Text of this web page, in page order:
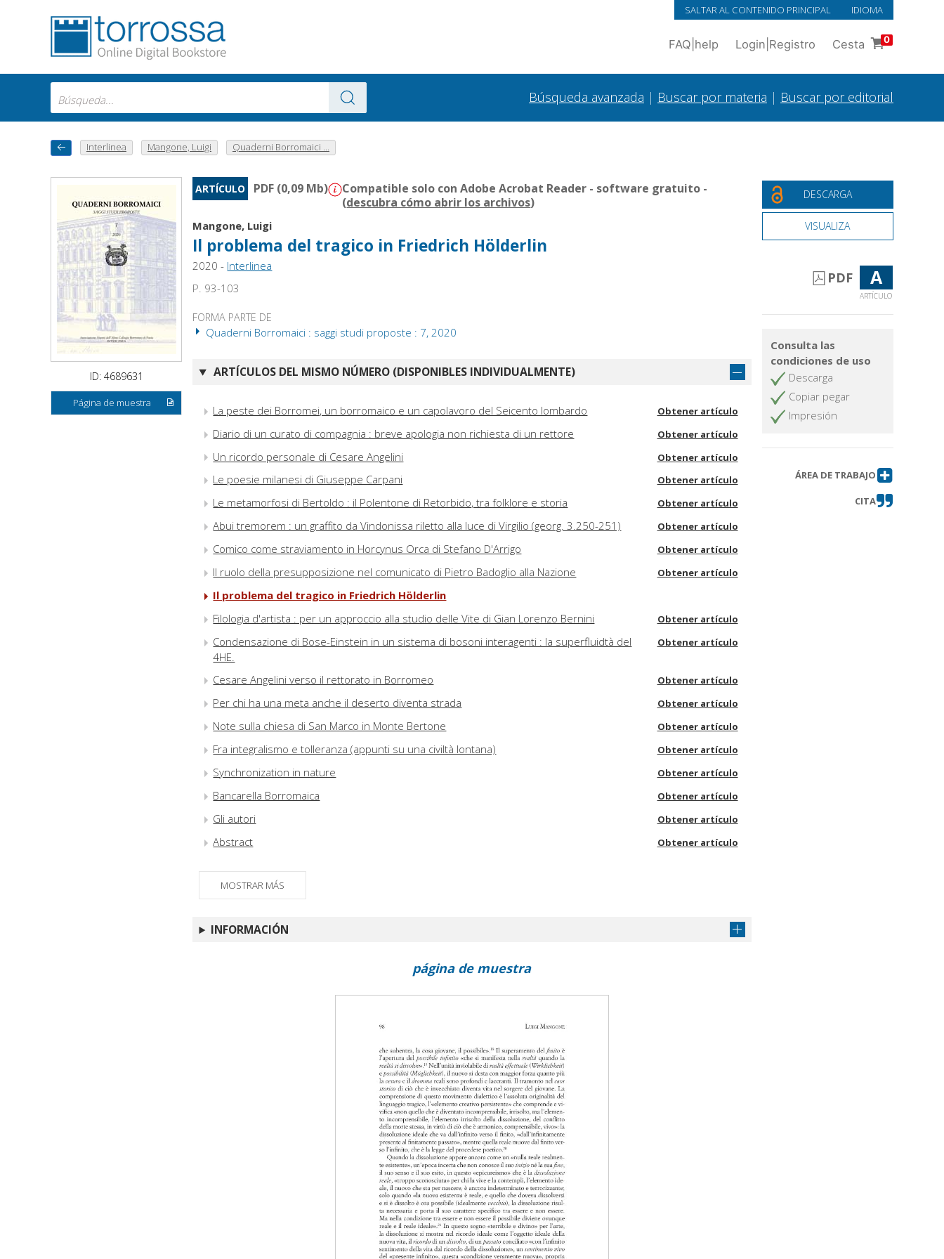
SALTAR AL CONTENIDO PRINCIPAL IDIOMA
FAQ help Login Registro Cesta 0
Búsqueda avanzada | Buscar por materia | Buscar por editorial
Interlinea Mangone, Luigi Quaderni Borromaici ...
ID: 4689631
Página de muestra
ARTÍCULO PDF (0,09 Mb)
Compatible solo con Adobe Acrobat Reader - software gratuito -
(descubra cómo abrir los archivos)
Mangone, Luigi
Il problema del tragico in Friedrich Hölderlin
2020 - Interlinea
P. 93-103
FORMA PARTE DE
Quaderni Borromaici : saggi studi proposte : 7, 2020
ARTÍCULOS DEL MISMO NÚMERO (DISPONIBLES INDIVIDUALMENTE)
La peste dei Borromei, un borromaico e un capolavoro del Seicento lombardo Obtener artículo
Diario di un curato di compagnia : breve apologia non richiesta di un rettore Obtener artículo
Un ricordo personale di Cesare Angelini Obtener artículo
Le poesie milanesi di Giuseppe Carpani Obtener artículo
Le metamorfosi di Bertoldo : il Polentone di Retorbido, tra folklore e storia Obtener artículo
Abui tremorem : un graffito da Vindonissa riletto alla luce di Virgilio (georg. 3.250-251) Obtener artículo
Comico come straviamento in Horcynus Orca di Stefano D'Arrigo Obtener artículo
Il ruolo della presupposizione nel comunicato di Pietro Badoglio alla Nazione Obtener artículo
Il problema del tragico in Friedrich Hölderlin
Filologia d'artista : per un approccio alla studio delle Vite di Gian Lorenzo Bernini
Obtener artículo
Condensazione di Bose-Einstein in un sistema di bosoni interagenti : la superfluidtà del
4HE.
Obtener artículo
Cesare Angelini verso il rettorato in Borromeo Obtener artículo
Per chi ha una meta anche il deserto diventa strada Obtener artículo
Note sulla chiesa di San Marco in Monte Bertone Obtener artículo
Fra integralismo e tolleranza (appunti su una civiltà lontana) Obtener artículo
Synchronization in nature Obtener artículo
Bancarella Borromaica Obtener artículo
Gli autori Obtener artículo
Abstract Obtener artículo
MOSTRAR MÁS
INFORMACIÓN
DESCARGA
VISUALIZA
PDF A
ARTÍCULO
Consulta las
condiciones de uso
Descarga
Copiar pegar
Impresión
ÁREA DE TRABAJO
CITA
página de muestra